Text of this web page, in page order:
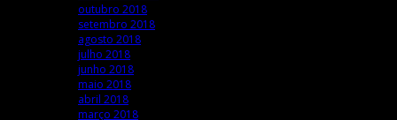
outubro 2018
setembro 2018
agosto 2018
julho 2018
junho 2018
maio 2018
abril 2018
março 2018